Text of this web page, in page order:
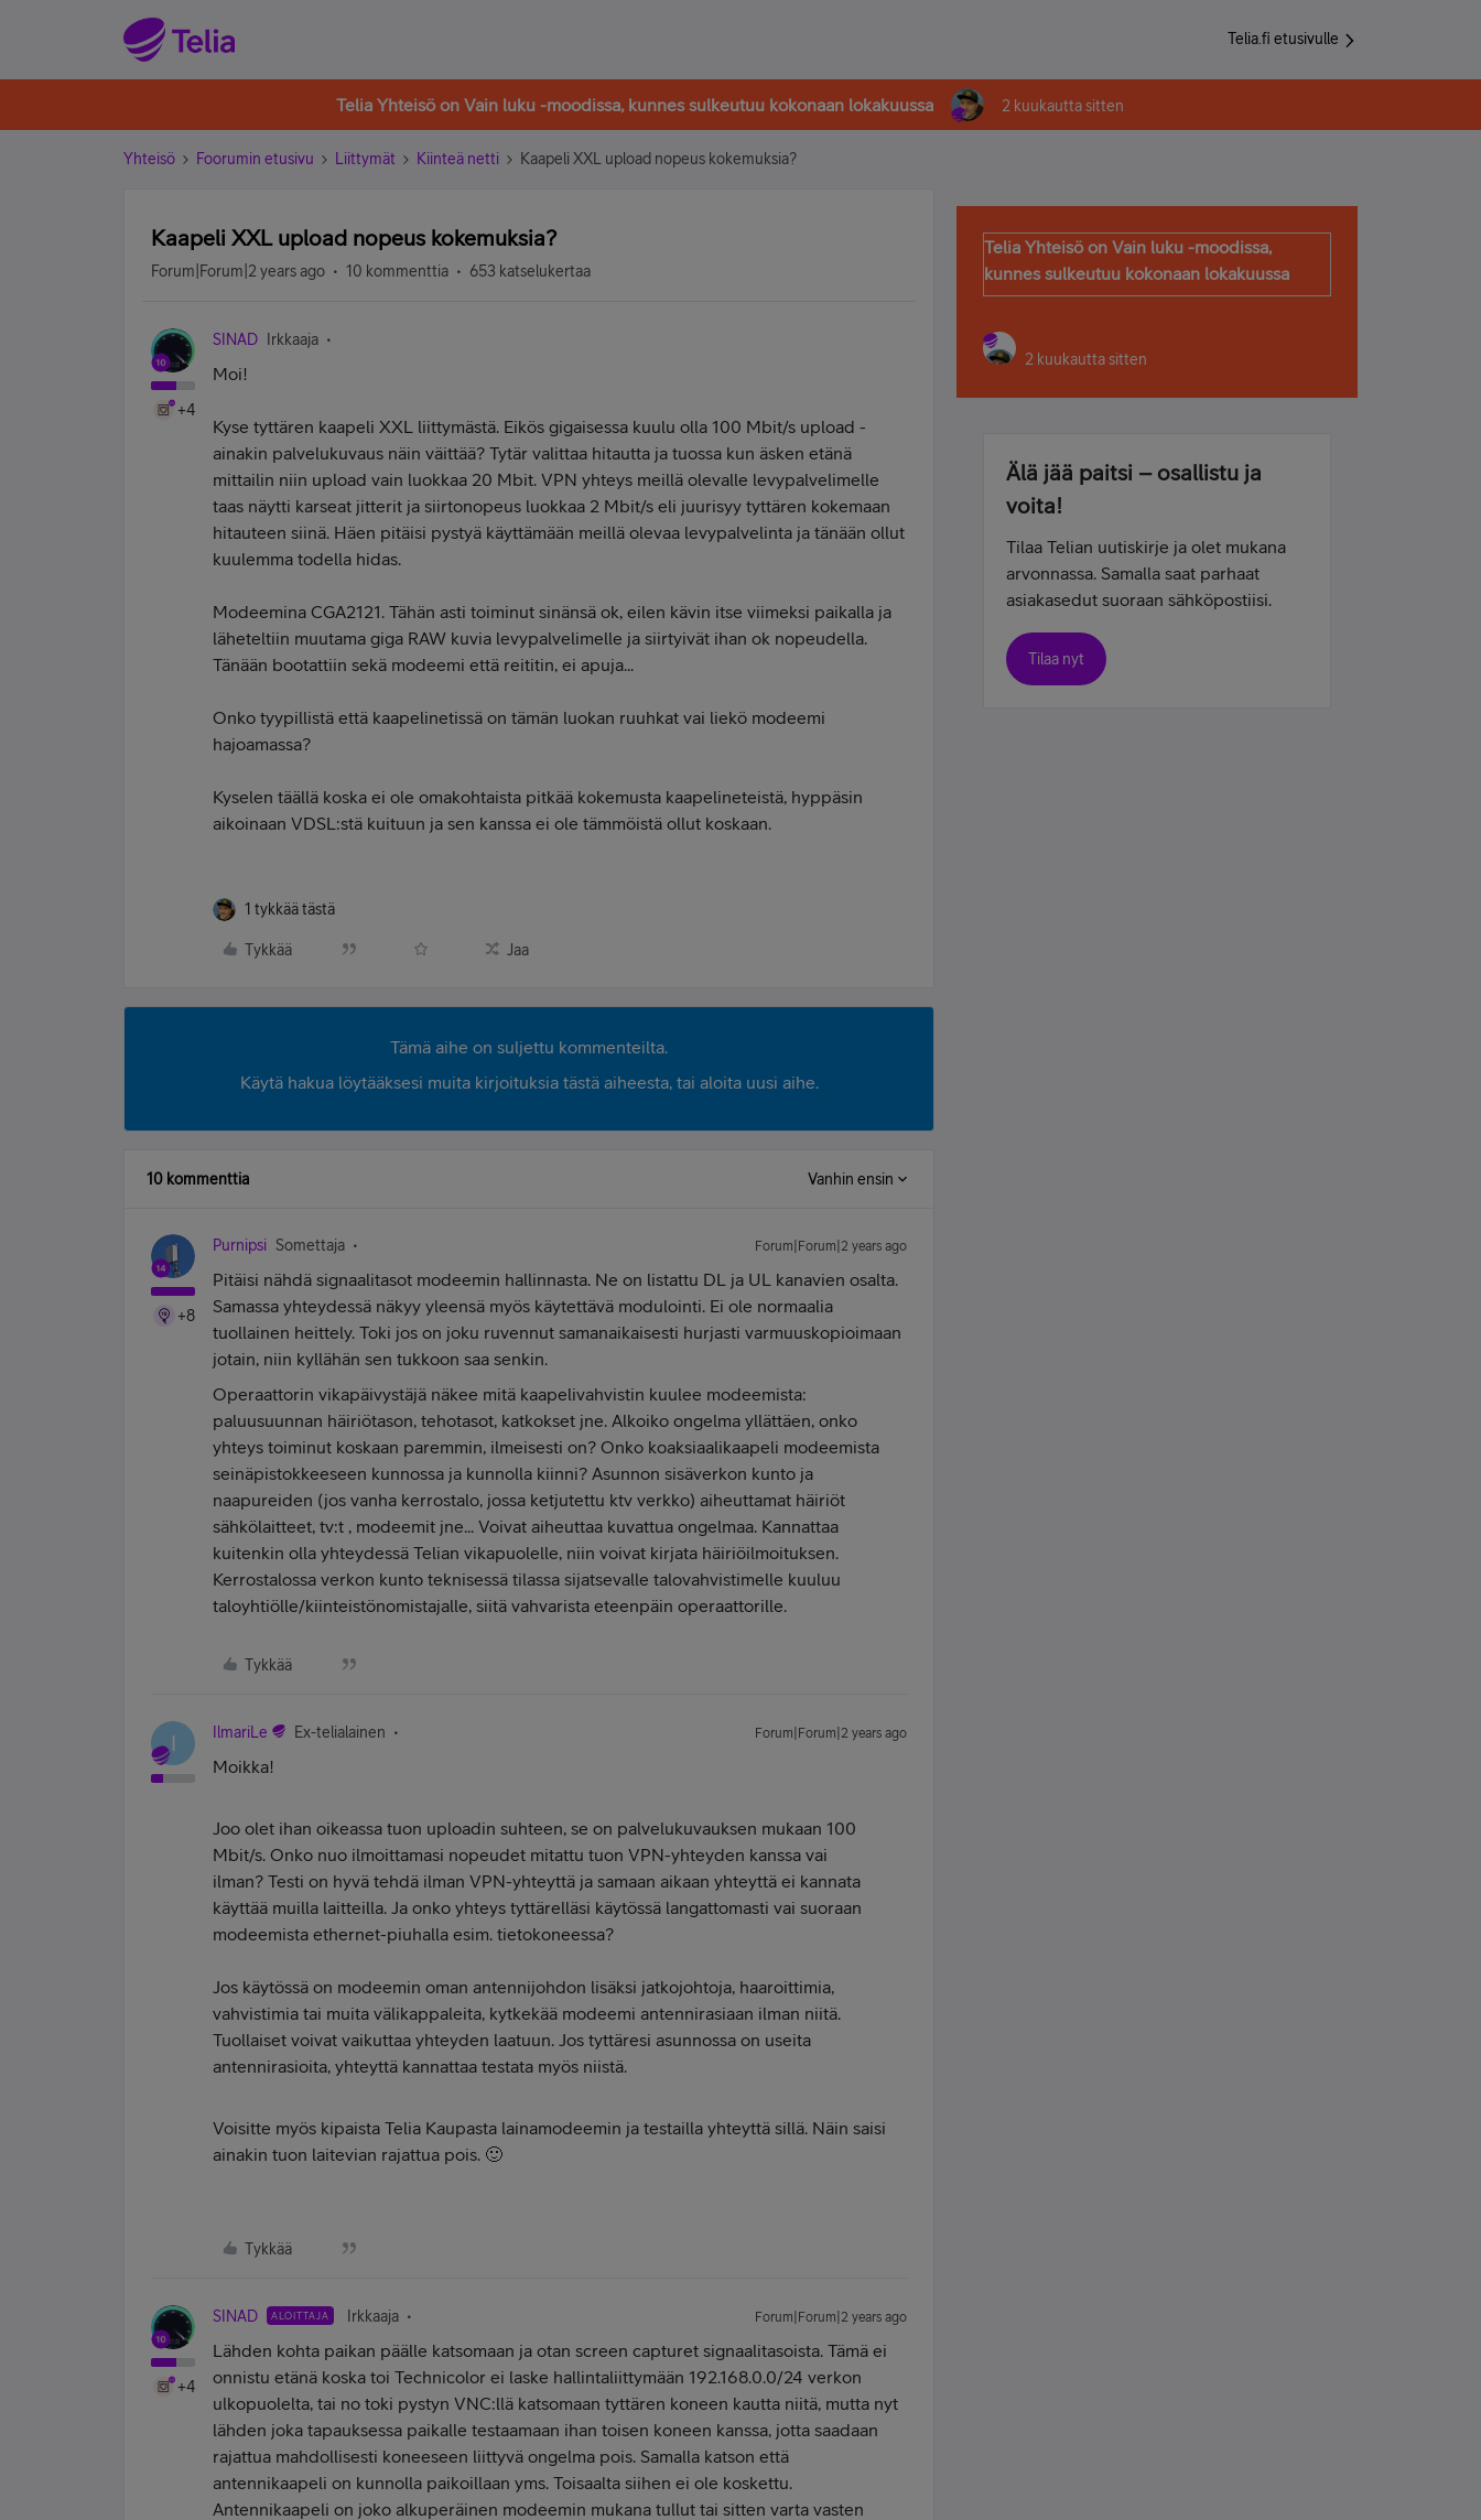
Telia.fi etusivulle
Telia Yhteisö on Vain luku -moodissa, kunnes sulkeutuu kokonaan lokakuussa 2 kuukautta sitten
Yhteisö Foorumin etusivu Liittymät Kiinteä netti Kaapeli XXL upload nopeus kokemuksia?
Kaapeli XXL upload nopeus kokemuksia?
Forum|Forum|2 years ago 10 kommenttia 653 katselukertaa
+4
SINAD Irkkaaja
Moi!
Kyse tyttären kaapeli XXL liittymästä. Eikös gigaisessa kuulu olla 100 Mbit/s upload -
ainakin palvelukuvaus näin väittää? Tytär valittaa hitautta ja tuossa kun äsken etänä
mittailin niin upload vain luokkaa 20 Mbit. VPN yhteys meillä olevalle levypalvelimelle
taas näytti karseat jitterit ja siirtonopeus luokkaa 2 Mbit/s eli juurisyy tyttären kokemaan
hitauteen siinä. Häen pitäisi pystyä käyttämään meillä olevaa levypalvelinta ja tänään ollut
kuulemma todella hidas.
Modeemina CGA2121. Tähän asti toiminut sinänsä ok, eilen kävin itse viimeksi paikalla ja
läheteltiin muutama giga RAW kuvia levypalvelimelle ja siirtyivät ihan ok nopeudella.
Tänään bootattiin sekä modeemi että reititin, ei apuja...
Onko tyypillistä että kaapelinetissä on tämän luokan ruuhkat vai liekö modeemi
hajoamassa?
Kyselen täällä koska ei ole omakohtaista pitkää kokemusta kaapelineteistä, hyppäsin
aikoinaan VDSL:stä kuituun ja sen kanssa ei ole tämmöistä ollut koskaan.
1 tykkää tästä
Tykkää Jaa
Tämä aihe on suljettu kommenteilta.
Käytä hakua löytääksesi muita kirjoituksia tästä aiheesta, tai aloita uusi aihe.
10 kommenttia Vanhin ensin
+8
Purnipsi Somettaja Forum|Forum|2 years ago
Pitäisi nähdä signaalitasot modeemin hallinnasta. Ne on listattu DL ja UL kanavien osalta.
Samassa yhteydessä näkyy yleensä myös käytettävä modulointi. Ei ole normaalia
tuollainen heittely. Toki jos on joku ruvennut samanaikaisesti hurjasti varmuuskopioimaan
jotain, niin kyllähän sen tukkoon saa senkin.
Operaattorin vikapäivystäjä näkee mitä kaapelivahvistin kuulee modeemista:
paluusuunnan häiriötason, tehotasot, katkokset jne. Alkoiko ongelma yllättäen, onko
yhteys toiminut koskaan paremmin, ilmeisesti on? Onko koaksiaalikaapeli modeemista
seinäpistokkeeseen kunnossa ja kunnolla kiinni? Asunnon sisäverkon kunto ja
naapureiden (jos vanha kerrostalo, jossa ketjutettu ktv verkko) aiheuttamat häiriöt
sähkölaitteet, tv:t , modeemit jne... Voivat aiheuttaa kuvattua ongelmaa. Kannattaa
kuitenkin olla yhteydessä Telian vikapuolelle, niin voivat kirjata häiriöilmoituksen.
Kerrostalossa verkon kunto teknisessä tilassa sijatsevalle talovahvistimelle kuuluu
taloyhtiölle/kiinteistönomistajalle, siitä vahvarista eteenpäin operaattorille.
Tykkää
I IlmariLe Ex-telialainen Forum|Forum|2 years ago
Moikka!
Joo olet ihan oikeassa tuon uploadin suhteen, se on palvelukuvauksen mukaan 100
Mbit/s. Onko nuo ilmoittamasi nopeudet mitattu tuon VPN-yhteyden kanssa vai
ilman? Testi on hyvä tehdä ilman VPN-yhteyttä ja samaan aikaan yhteyttä ei kannata
käyttää muilla laitteilla. Ja onko yhteys tyttärelläsi käytössä langattomasti vai suoraan
modeemista ethernet-piuhalla esim. tietokoneessa?
Jos käytössä on modeemin oman antennijohdon lisäksi jatkojohtoja, haaroittimia,
vahvistimia tai muita välikappaleita, kytkekää modeemi antennirasiaan ilman niitä.
Tuollaiset voivat vaikuttaa yhteyden laatuun. Jos tyttäresi asunnossa on useita
antennirasioita, yhteyttä kannattaa testata myös niistä.
Voisitte myös kipaista Telia Kaupasta lainamodeemin ja testailla yhteyttä sillä. Näin saisi
ainakin tuon laitevian rajattua pois. 🙂
Tykkää
+4
SINAD ALOITTAJA Irkkaaja Forum|Forum|2 years ago
Lähden kohta paikan päälle katsomaan ja otan screen capturet signaalitasoista. Tämä ei
onnistu etänä koska toi Technicolor ei laske hallintaliittymään 192.168.0.0/24 verkon
ulkopuolelta, tai no toki pystyn VNC:llä katsomaan tyttären koneen kautta niitä, mutta nyt
lähden joka tapauksessa paikalle testaamaan ihan toisen koneen kanssa, jotta saadaan
rajattua mahdollisesti koneeseen liittyvä ongelma pois. Samalla katson että
antennikaapeli on kunnolla paikoillaan yms. Toisaalta siihen ei ole koskettu.
Antennikaapeli on joko alkuperäinen modeemin mukana tullut tai sitten varta vasten
Telia Yhteisö on Vain luku -moodissa,
kunnes sulkeutuu kokonaan lokakuussa
2 kuukautta sitten
Älä jää paitsi – osallistu ja
voita!
Tilaa Telian uutiskirje ja olet mukana
arvonnassa. Samalla saat parhaat
asiakasedut suoraan sähköpostiisi.
Tilaa nyt